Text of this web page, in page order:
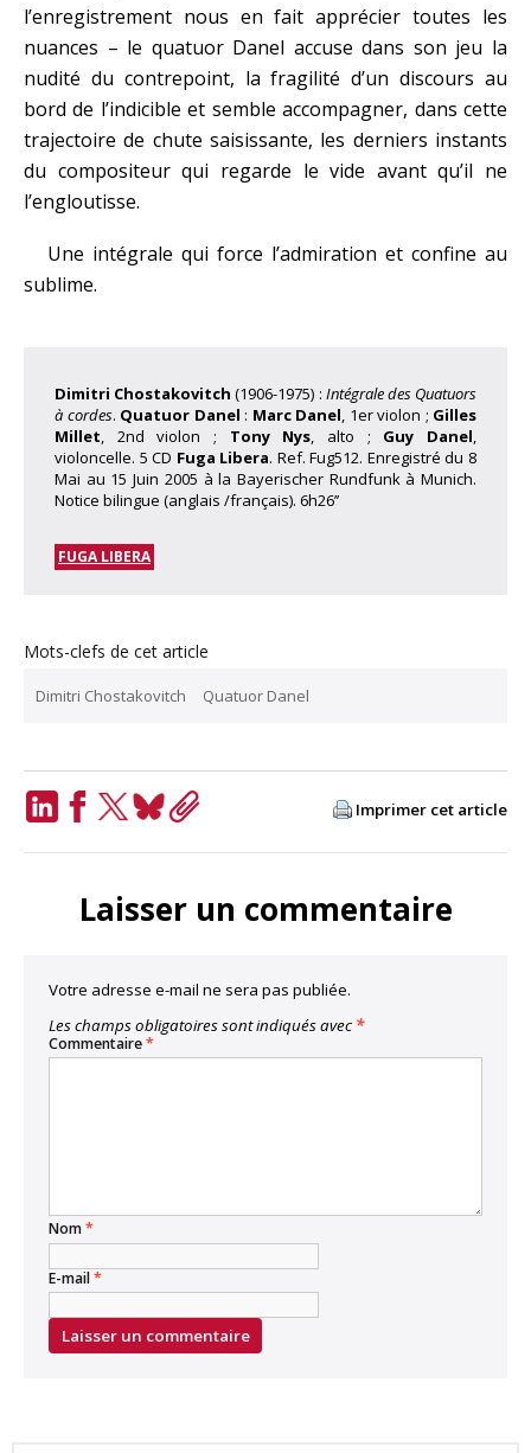
l’enregistrement nous en fait apprécier toutes les
nuances – le quatuor Danel accuse dans son jeu la
nudité du contrepoint, la fragilité d’un discours au
bord de l’indicible et semble accompagner, dans cette
trajectoire de chute saisissante, les derniers instants
du compositeur qui regarde le vide avant qu’il ne
l’engloutisse.
Une intégrale qui force l’admiration et confine au
sublime.
Dimitri Chostakovitch (1906-1975) : Intégrale des Quatuors
à cordes. Quatuor Danel : Marc Danel, 1er violon ; Gilles
Millet, 2nd violon ; Tony Nys, alto ; Guy Danel,
violoncelle. 5 CD Fuga Libera. Ref. Fug512. Enregistré du 8
Mai au 15 Juin 2005 à la Bayerischer Rundfunk à Munich.
Notice bilingue (anglais /français). 6h26’’
FUGA LIBERA
Mots-clefs de cet article
Dimitri Chostakovitch Quatuor Danel
Imprimer cet article
Laisser un commentaire
Votre adresse e-mail ne sera pas publiée.
Les champs obligatoires sont indiqués avec *
Commentaire*
Nom*
E-mail*